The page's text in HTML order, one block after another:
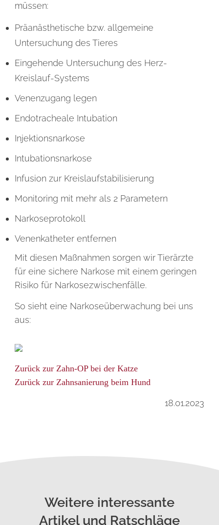
müssen:
Präanästhetische bzw. allgemeine
Untersuchung des Tieres
Eingehende Untersuchung des Herz-
Kreislauf-Systems
Venenzugang legen
Endotracheale Intubation
Injektionsnarkose
Intubationsnarkose
Infusion zur Kreislaufstabilisierung
Monitoring mit mehr als 2 Parametern
Narkoseprotokoll
Venenkatheter entfernen
Mit diesen Maßnahmen sorgen wir Tierärzte
für eine sichere Narkose mit einem geringen
Risiko für Narkosezwischenfälle.
So sieht eine Narkoseüberwachung bei uns
aus:
Zurück zur Zahn-OP bei der Katze
Zurück zur Zahnsanierung beim Hund
18.01.2023
Weitere interessante
Artikel und Ratschläge